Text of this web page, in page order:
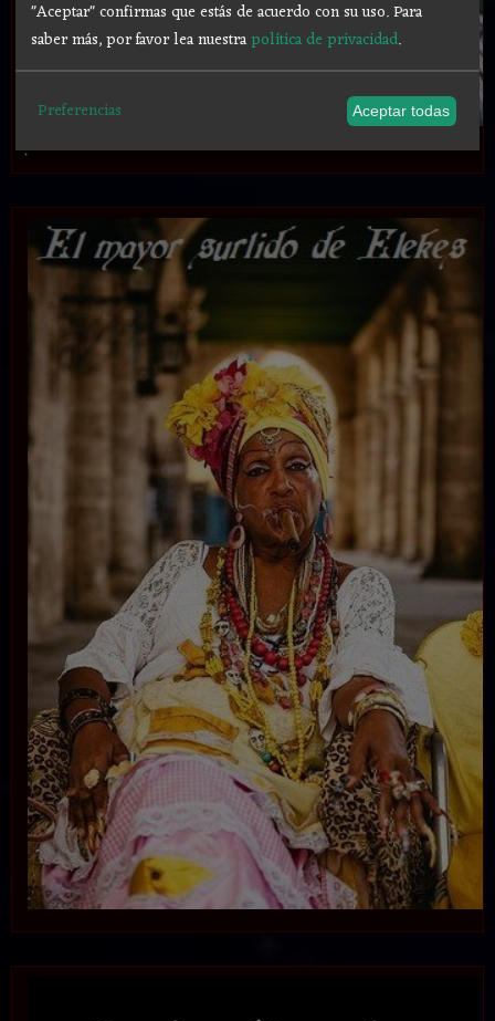
.
"Aceptar" confirmas que estás de acuerdo con su uso.Para
saber más, por favor lea nuestrapolítica de privacidad.
Preferencias Aceptar todas